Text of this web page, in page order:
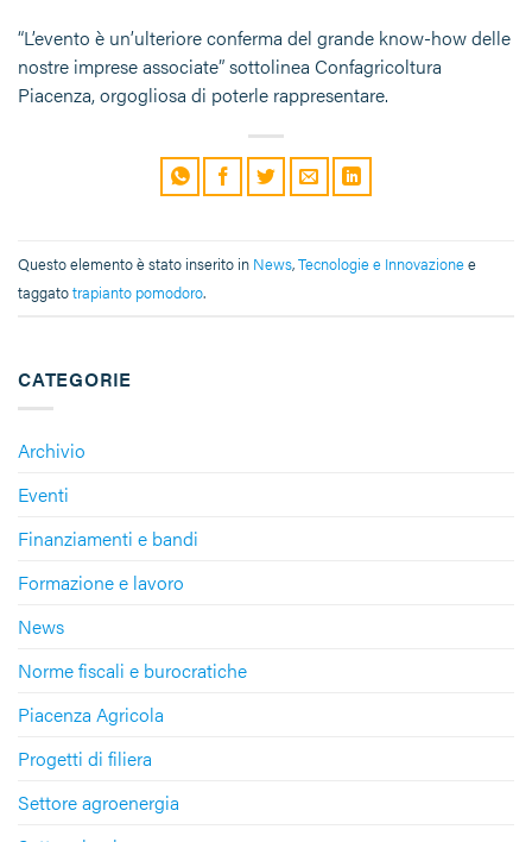
CATEGORIE
Archivio
Eventi
Finanziamenti e bandi
Formazione e lavoro
News
Norme fiscali e burocratiche
Piacenza Agricola
Progetti di filiera
Settore agroenergia
“L’evento è un’ulteriore conferma del grande know-how delle
nostre imprese associate” sottolinea Confagricoltura
Piacenza, orgogliosa di poterle rappresentare.
Questo elemento è stato inserito in News,Tecnologie e Innovazionee
taggatotrapianto pomodoro.